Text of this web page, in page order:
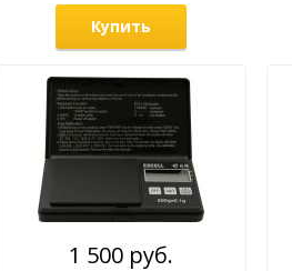
Купить
1 500 руб.